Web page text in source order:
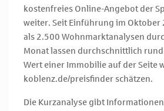
kostenfreies Online-Angebot der
weiter. Seit Einführung im
als 2.500 Wohnmarktanalysen
Monat lassen durchschnittlich
Wert einer Immobilie auf der Seite
koblenz.de/preisfinder schätzen.
Die Kurzanalyse gibt